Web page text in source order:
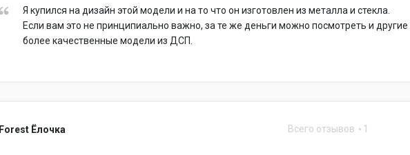
Я купился на дизайн этой модели и на то что он изготовлен из металла и стекла.
Если вам это не принципиально важно, за те же деньги можно посмотреть и другие
более качественные модели из ДСП.
Forest Ёлочка Всего отзывов 1